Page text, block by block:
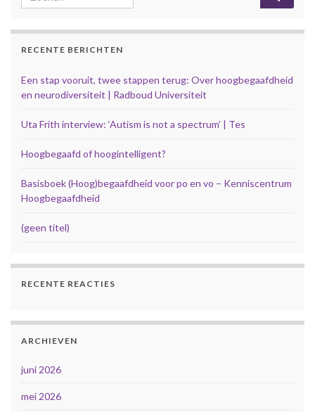
RECENTE BERICHTEN
Een stap vooruit, twee stappen terug: Over hoogbegaafdheid
en neurodiversiteit | Radboud Universiteit
Uta Frith interview: ‘Autism is not a spectrum’ | Tes
Hoogbegaafd of hoogintelligent?
Basisboek (Hoog)begaafdheid voor po en vo – Kenniscentrum
Hoogbegaafdheid
(geen titel)
RECENTE REACTIES
ARCHIEVEN
juni 2026
mei 2026